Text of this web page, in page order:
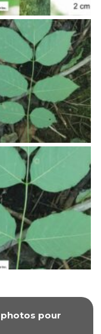
photos pour